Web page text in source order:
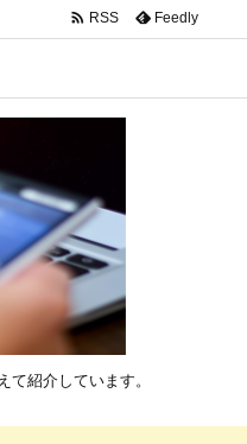
 RSS Feedly
紹介しています。